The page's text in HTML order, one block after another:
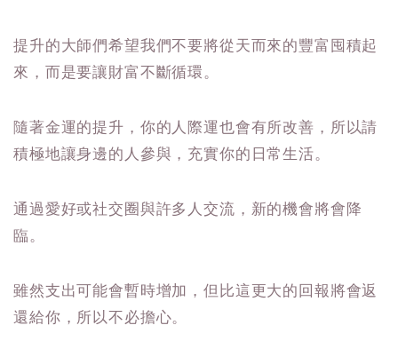
提升的大師們希望我們不要將從天而來的豐富囤積起
來，而是要讓財富不斷循環。
隨著金運的提升，你的人際運也會有所改善，所以請
積極地讓身邊的人參與，充實你的日常生活。
通過愛好或社交圈與許多人交流，新的機會將會降
臨。
雖然支出可能會暫時增加，但比這更大的回報將會返
還給你，所以不必擔心。